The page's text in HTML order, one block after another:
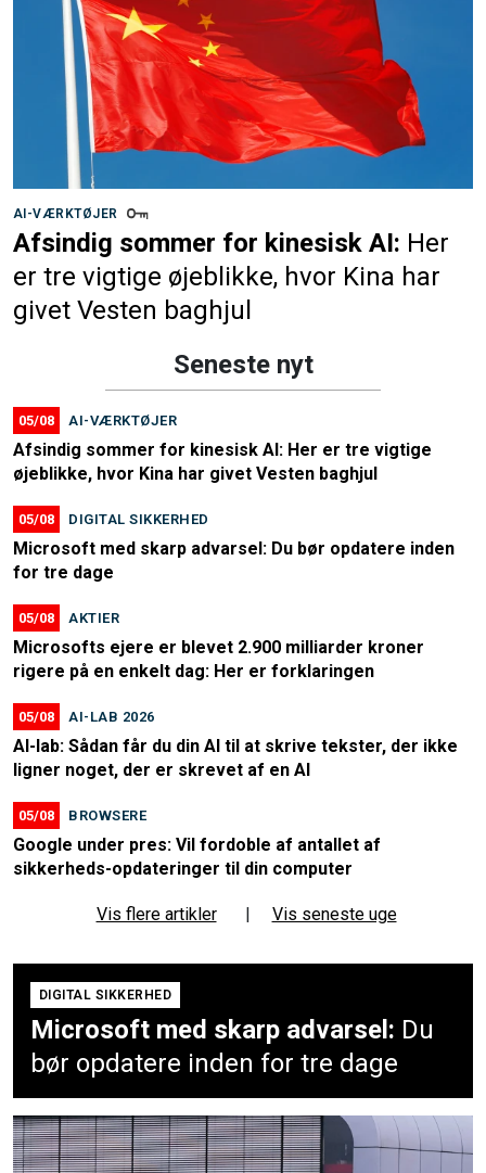
AI-VÆRKTØJER
Afsindig sommer for kinesisk AI: Her
er tre vigtige øjeblikke, hvor Kina har
givet Vesten baghjul
Seneste nyt
05/08 AI-VÆRKTØJER
Afsindig sommer for kinesisk AI: Her er tre vigtige
øjeblikke, hvor Kina har givet Vesten baghjul
05/08 DIGITAL SIKKERHED
Microsoft med skarp advarsel: Du bør opdatere inden
for tre dage
05/08 AKTIER
Microsofts ejere er blevet 2.900 milliarder kroner
rigere på en enkelt dag: Her er forklaringen
05/08 AI-LAB 2026
AI-lab: Sådan får du din AI til at skrive tekster, der ikke
ligner noget, der er skrevet af en AI
05/08 BROWSERE
Google under pres: Vil fordoble af antallet af
sikkerheds-opdateringer til din computer
Vis flere artikler | Vis seneste uge
DIGITAL SIKKERHED
Microsoft med skarp advarsel: Du
bør opdatere inden for tre dage